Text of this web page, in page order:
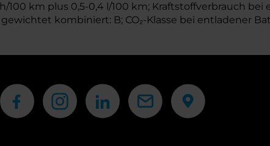
km plus 0,5-0,4 l/100 km; Kraftstoffverbrauch
kombiniert: B; CO₂-Klasse bei entladener